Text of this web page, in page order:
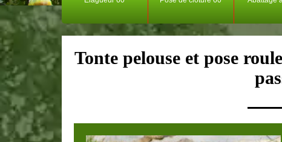
Tonte pelouse et pose